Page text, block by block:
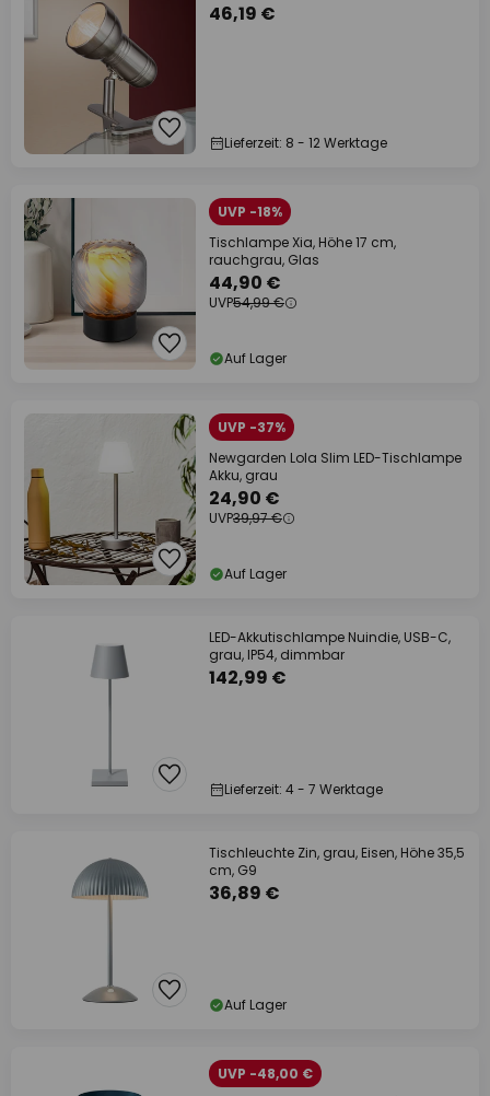
46,19 €
Lieferzeit: 8 - 12 Werktage
UVP -18%
Tischlampe Xia, Höhe 17 cm,
rauchgrau, Glas
44,90 €
UVP54,99 €
Auf Lager
UVP -37%
Newgarden Lola Slim LED-Tischlampe
Akku, grau
24,90 €
UVP39,97 €
Auf Lager
LED-Akkutischlampe Nuindie, USB-C,
grau, IP54, dimmbar
142,99 €
Lieferzeit: 4 - 7 Werktage
Tischleuchte Zin, grau, Eisen, Höhe 35,5
cm, G9
36,89 €
Auf Lager
UVP -48,00 €